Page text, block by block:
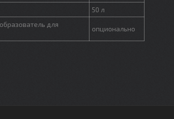
50 л
для
опционально